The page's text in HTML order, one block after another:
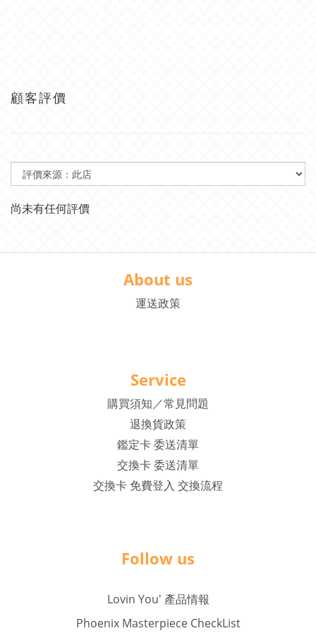
顧客評價
尚未有任何評價
About us
運送政策
Service
購買須知／常見問題
退換貨政策
鑑定卡 委送清單
交換卡 委送清單
交換卡 免費登入 交換流程
Follow us
Lovin You' 產品情報
Phoenix Masterpiece CheckList